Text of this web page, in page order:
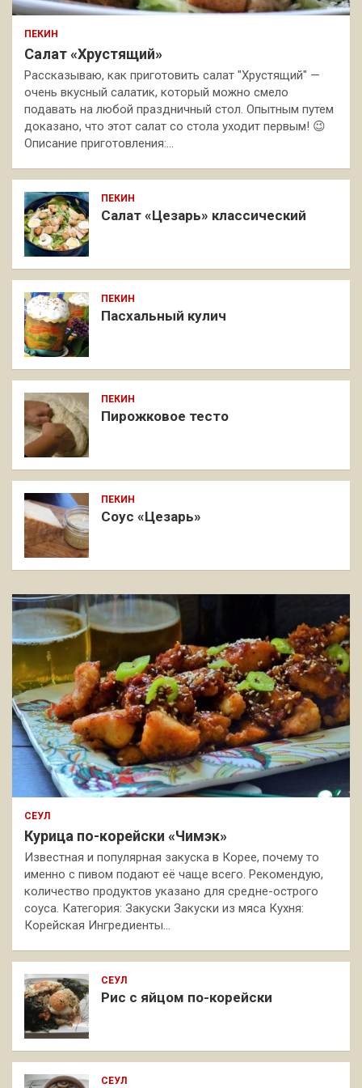
ПЕКИН
Салат «Хрустящий»
Рассказываю, как приготовить салат "Хрустящий" —
очень вкусный салатик, который можно смело
подавать на любой праздничный стол. Опытным путем
доказано, что этот салат со стола уходит первым! 😉
Описание приготовления:…
ПЕКИН
Салат «Цезарь» классический
ПЕКИН
Пасхальный кулич
ПЕКИН
Пирожковое тесто
ПЕКИН
Соус «Цезарь»
СЕУЛ
Курица по-корейски «Чимэк»
Известная и популярная закуска в Корее, почему то
именно с пивом подают её чаще всего. Рекомендую,
количество продуктов указано для средне-острого
соуса. Категория: Закуски Закуски из мяса Кухня:
Корейская Ингредиенты…
СЕУЛ
Рис с яйцом по-корейски
СЕУЛ